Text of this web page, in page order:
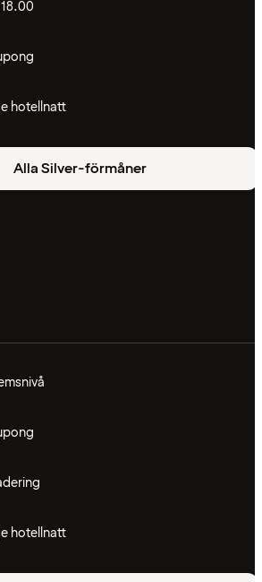
hotellnatt
Alla Silver-förmåner
hotellnatt